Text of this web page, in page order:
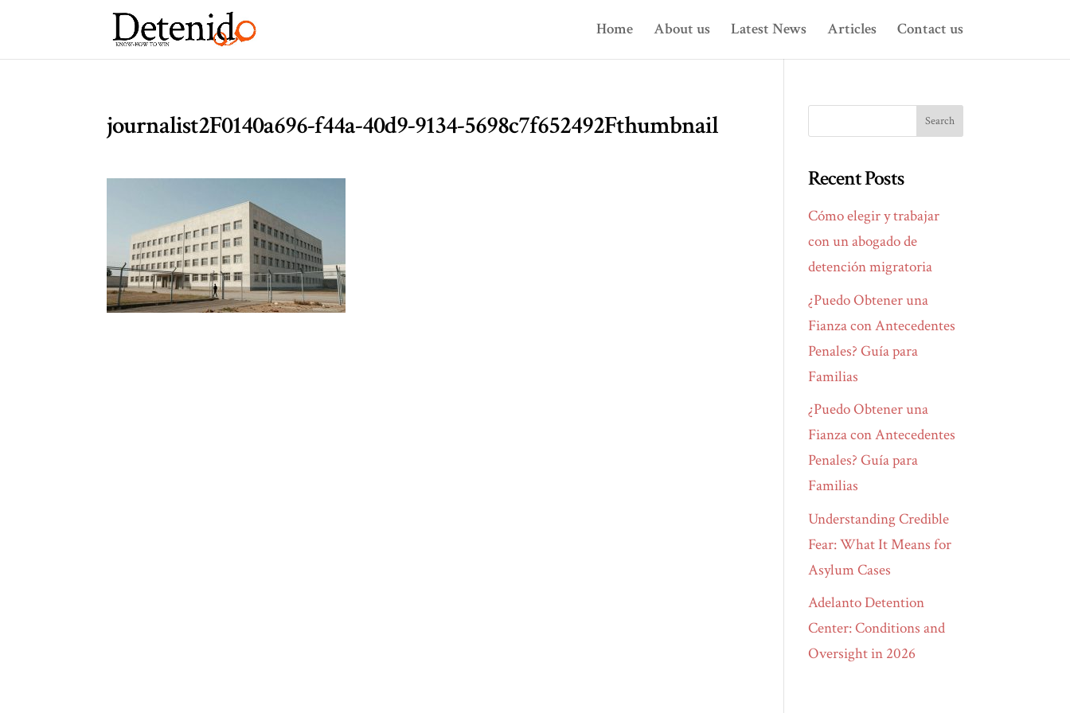
Home About us Latest News Articles Contact us
journalist2F0140a696-f44a-40d9-9134-5698c7f652492Fthumbnail
Recent Posts
Cómo elegir y trabajar
con un abogado de
detención migratoria
¿Puedo Obtener una
Fianza con Antecedentes
Penales? Guía para
Familias
¿Puedo Obtener una
Fianza con Antecedentes
Penales? Guía para
Familias
Understanding Credible
Fear: What It Means for
Asylum Cases
Adelanto Detention
Center: Conditions and
Oversight in 2026